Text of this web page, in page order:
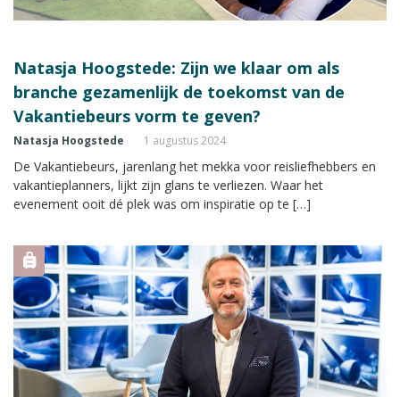
Natasja Hoogstede: Zijn we klaar om als
branche gezamenlijk de toekomst van de
Vakantiebeurs vorm te geven?
Natasja Hoogstede 1 augustus 2024
De Vakantiebeurs, jarenlang het mekka voor reisliefhebbers en
vakantieplanners, lijkt zijn glans te verliezen. Waar het
evenement ooit dé plek was om inspiratie op te […]